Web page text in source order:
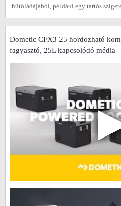
hűtőládájából, például egy tartós
Dometic CFX3 25 hordozható
fagyasztó, 25L kapcsolódó média